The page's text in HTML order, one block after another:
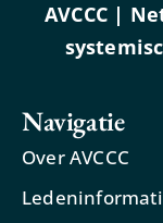
AVCCC |
Navigatie
Over AVCCC